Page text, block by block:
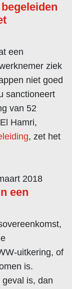
een
ziek
niet goed
sanctioneert
van 52
Hamri,
, zet het
2018
een
uitkering, of
is.
is, dan